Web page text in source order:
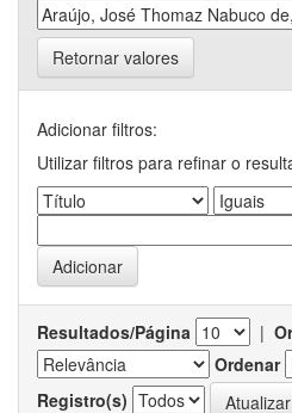
Retornar valores
Adicionar filtros:
Utilizar filtros para refinar o
Resultados/Página |
Ordenar
Registro(s)